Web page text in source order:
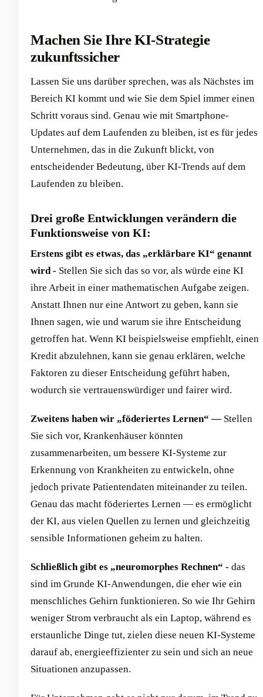
Machen Sie Ihre KI-Strategie
zukunftssicher
Lassen Sie uns darüber sprechen, was als Nächstes im
Bereich KI kommt und wie Sie dem Spiel immer einen
Schritt voraus sind. Genau wie mit Smartphone-
Updates auf dem Laufenden zu bleiben, ist es für jedes
Unternehmen, das in die Zukunft blickt, von
entscheidender Bedeutung, über KI-Trends auf dem
Laufenden zu bleiben.
Drei große Entwicklungen verändern die
Funktionsweise von KI:
Erstens gibt es etwas, das „erklärbare KI“ genannt
wird - Stellen Sie sich das so vor, als würde eine KI
ihre Arbeit in einer mathematischen Aufgabe zeigen.
Anstatt Ihnen nur eine Antwort zu geben, kann sie
Ihnen sagen, wie und warum sie ihre Entscheidung
getroffen hat. Wenn KI beispielsweise empfiehlt, einen
Kredit abzulehnen, kann sie genau erklären, welche
Faktoren zu dieser Entscheidung geführt haben,
wodurch sie vertrauenswürdiger und fairer wird.
Zweitens haben wir „föderiertes Lernen“ —Stellen
Sie sich vor, Krankenhäuser könnten
zusammenarbeiten, um bessere KI-Systeme zur
Erkennung von Krankheiten zu entwickeln, ohne
jedoch private Patientendaten miteinander zu teilen.
Genau das macht föderiertes Lernen — es ermöglicht
der KI, aus vielen Quellen zu lernen und gleichzeitig
sensible Informationen geheim zu halten.
Schließlich gibt es „neuromorphes Rechnen“ - das
sind im Grunde KI-Anwendungen, die eher wie ein
menschliches Gehirn funktionieren. So wie Ihr Gehirn
weniger Strom verbraucht als ein Laptop, während es
erstaunliche Dinge tut, zielen diese neuen KI-Systeme
darauf ab, energieeffizienter zu sein und sich an neue
Situationen anzupassen.